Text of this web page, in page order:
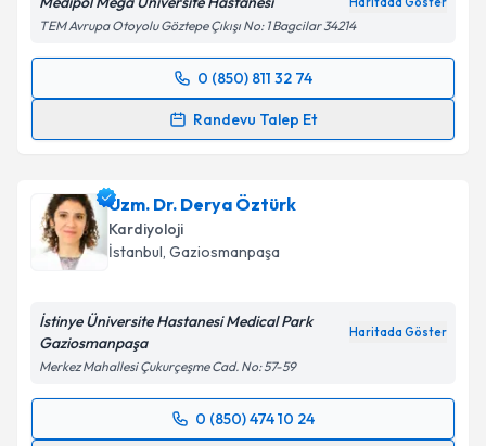
TEM Avrupa Otoyolu Göztepe Çıkışı No: 1 Bagcilar 34214
0 (850) 811 32 74
Randevu Talep Et
Randevu Takvimi Talebi
takvim hazırlandığında e-posta ile bilgilendireceğiz.
E-posta Adresiniz
Kişisel verilerimin işlenmesine ilişkin
Metni'ni okudum ve kişisel verilerimin belirtilen
kapsamda işlenmesini kabul ediyorum.
Uzm. Dr. Derya Öztürk
Kardiyoloji
İstanbul, Gaziosmanpaşa
İstinye Üniversite Hastanesi Medical Park
Gaziosmanpaşa
Haritada Göster
Merkez Mahallesi Çukurçeşme Cad. No: 57-59
0 (850) 474 10 24
Randevu Takvimi Talebi